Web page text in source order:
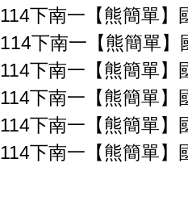
114下南一【熊簡單】
114下南一【熊簡單】
114下南一【熊簡單】
114下南一【熊簡單】
114下南一【熊簡單】
114下南一【熊簡單】